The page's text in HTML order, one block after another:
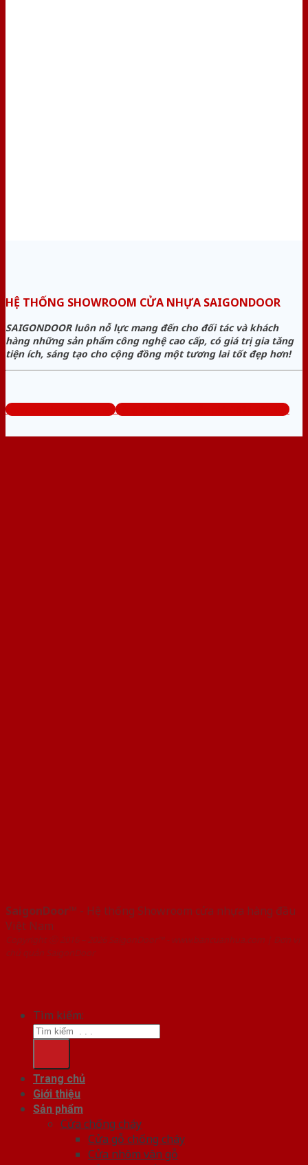
HỆ THỐNG SHOWROOM CỬA NHỰA SAIGONDOOR
SAIGONDOOR luôn nỗ lực mang đến cho đối tác và khách
hàng những sản phẩm công nghệ cao cấp, có giá trị gia tăng
tiện ích, sáng tạo cho cộng đồng một tương lai tốt đẹp hơn!
www.sieuthicuanhua.net Tổng đài tư vấn miễn phí: 0824.400.400
SaigonDoor™ - Hệ thống Showroom cửa nhựa hàng đầu
Việt Nam
Copyright ⓒ 2016 – 2026 SaigonDoor™ - www.bancuanhua.com | Đơn vị
chủ quản SaigonDoor
Tìm kiếm:
Trang chủ
Giới thiệu
Sản phẩm
Cửa chống cháy
Cửa gỗ chống cháy
Cửa nhôm vân gỗ